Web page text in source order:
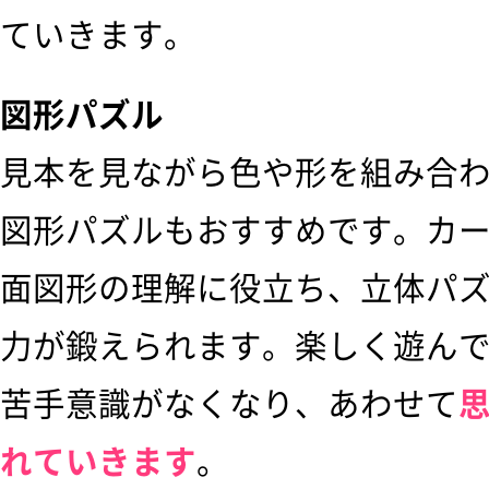
ていきます。
図形パズル
見本を見ながら色や形を組み合
図形パズルもおすすめです。カ
面図形の理解に役立ち、立体パ
力が鍛えられます。楽しく遊ん
苦手意識がなくなり、あわせて
れていきます。